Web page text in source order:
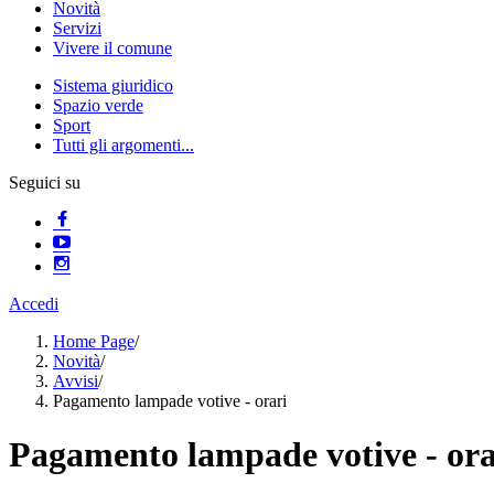
Novità
Servizi
Vivere il comune
Sistema giuridico
Spazio verde
Sport
Tutti gli argomenti...
Seguici su
Accedi
Home Page/
Novità/
Avvisi/
Pagamento lampade votive - orari
Pagamento lampade votive -